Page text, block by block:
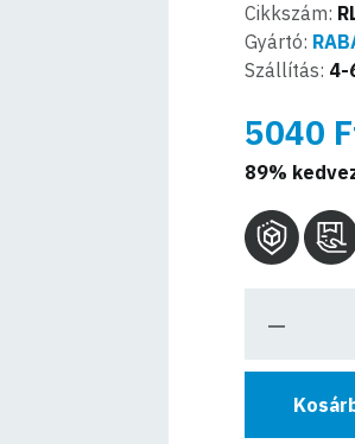
Cikkszám:
Gyártó:
Szállítás: 4-
5040
89%